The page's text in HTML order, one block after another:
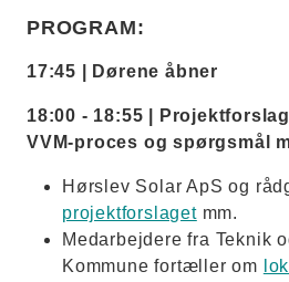
PROGRAM:
17:45 | Dørene åbner
18:00 - 18:55 |
VVM-proces og spørgsmål
Hørslev Solar ApS og
projektforslagetmm.
Medarbejdere fra Teknik
Kommune fortæller om